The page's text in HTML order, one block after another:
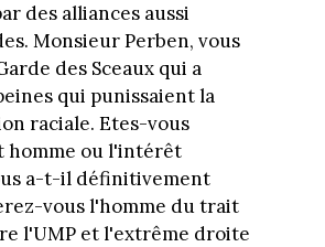
des alliances aussi
Monsieur Perben, vous
des Sceaux qui a
qui punissaient la
raciale. Etes-vous
homme ou l'intérêt
a-t-il définitivement
vous l'homme du trait
l'UMP et l'extrême droite